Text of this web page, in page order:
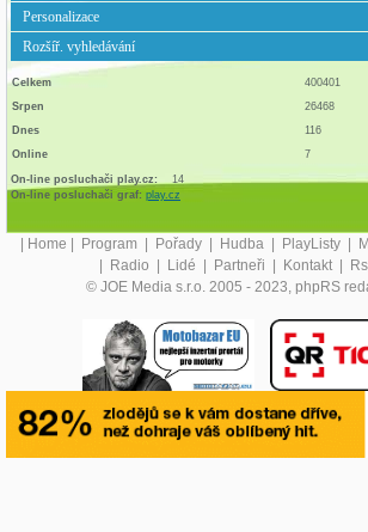
Personalizace
Rozšíř. vyhledávání
Celkem
400401
Srpen
26468
Dnes
116
Online
7
On-line posluchači play.cz:
14
On-line posluchači graf: play.cz
| Home | Program | Pořady | Hudba | PlayListy |
| Radio | Lidé | Partneři | Kontakt |
© JOE Media s.r.o. 2005 - 2023, phpRS